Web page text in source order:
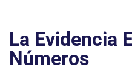
La Evidencia
Números